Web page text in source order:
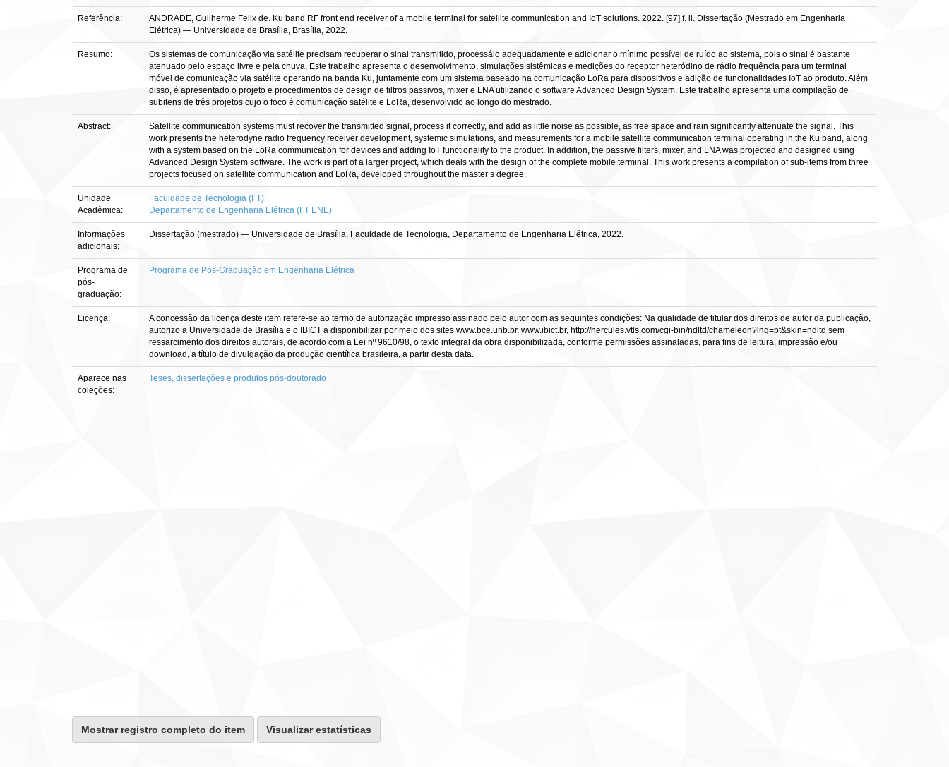
Referência:
ANDRADE, Guilherme Felix de. Ku band RF front end receiver of a mobile terminal for satellite communication and IoT solutions. 2022. [97] f. il. Dissertação (Mestrado em Engenharia
Elétrica) — Universidade de Brasília, Brasília, 2022.
Resumo:
Os sistemas de comunicação via satélite precisam recuperar o sinal transmitido, processálo adequadamente e adicionar o mínimo possível de ruído ao sistema, pois o sinal é bastante
atenuado pelo espaço livre e pela chuva. Este trabalho apresenta o desenvolvimento, simulações sistêmicas e medições do receptor heteródino de rádio frequência para um terminal
móvel de comunicação via satélite operando na banda Ku, juntamente com um sistema baseado na comunicação LoRa para dispositivos e adição de funcionalidades IoT ao produto. Além
disso, é apresentado o projeto e procedimentos de design de filtros passivos, mixer e LNA utilizando o software Advanced Design System. Este trabalho apresenta uma compilação de
subitens de três projetos cujo o foco é comunicação satélite e LoRa, desenvolvido ao longo do mestrado.
Abstract:
Satellite communication systems must recover the transmitted signal, process it correctly, and add as little noise as possible, as free space and rain significantly attenuate the signal. This
work presents the heterodyne radio frequency receiver development, systemic simulations, and measurements for a mobile satellite communication terminal operating in the Ku band, along
with a system based on the LoRa communication for devices and adding IoT functionality to the product. In addition, the passive filters, mixer, and LNA was projected and designed using
Advanced Design System software. The work is part of a larger project, which deals with the design of the complete mobile terminal. This work presents a compilation of sub-items from three
projects focused on satellite communication and LoRa, developed throughout the master’s degree.
Unidade
Acadêmica:
Faculdade de Tecnologia (FT)
Departamento de Engenharia Elétrica (FT ENE)
Informações
adicionais:
Dissertação (mestrado) — Universidade de Brasília, Faculdade de Tecnologia, Departamento de Engenharia Elétrica, 2022.
Programa de
pós-
graduação:
Programa de Pós-Graduação em Engenharia Elétrica
Licença:
A concessão da licença deste item refere-se ao termo de autorização impresso assinado pelo autor com as seguintes condições: Na qualidade de titular dos direitos de autor da publicação,
autorizo a Universidade de Brasília e o IBICT a disponibilizar por meio dos sites www.bce.unb.br, www.ibict.br, http://hercules.vtls.com/cgi-bin/ndltd/chameleon?lng=pt&skin=ndltd sem
ressarcimento dos direitos autorais, de acordo com a Lei nº 9610/98, o texto integral da obra disponibilizada, conforme permissões assinaladas, para fins de leitura, impressão e/ou
download, a título de divulgação da produção científica brasileira, a partir desta data.
Aparece nas
coleções:
Teses, dissertações e produtos pós-doutorado
Mostrar registro completo do item Visualizar estatísticas